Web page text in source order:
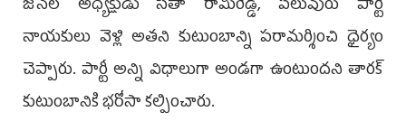
జోనల్ అధ్యక్షుడు సీతా రామిరెడ్డి, ప‌లువురు పార్టీ
నాయకులు వెళ్లి అతని కుటుంబాన్ని పరామర్శించి ధైర్యం
చెప్పారు. పార్టీ అన్ని విధాలుగా అండగా ఉంటుందని తారక్
కుటుంబానికి భరోసా క‌ల్పించారు.